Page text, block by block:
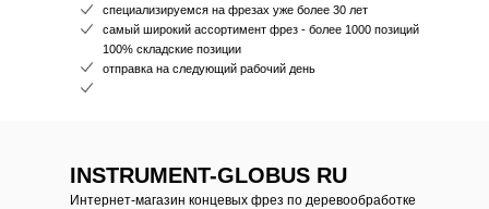
специализируемся на фрезах уже более 30 лет
самый широкий ассортимент фрез - более 1000 позиций
100% складские позиции
отправка на следующий рабочий день
INSTRUMENT-GLOBUS RU
Интернет-магазин концевых фрез по деревообработке